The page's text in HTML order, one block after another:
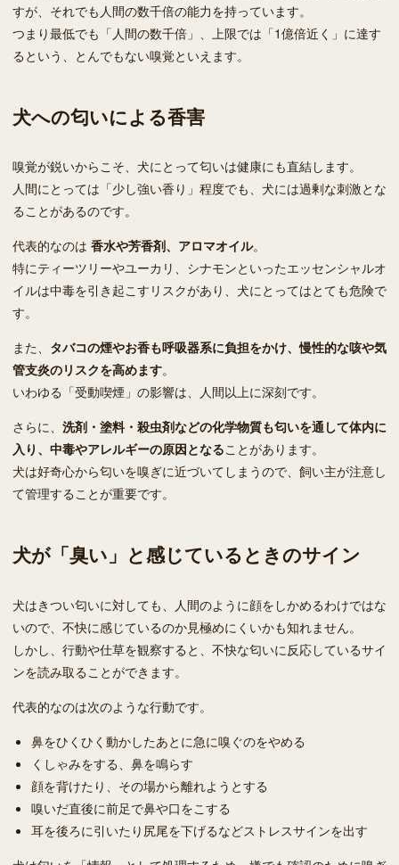
すが、それでも人間の数千倍の能力を持っています。
つまり最低でも「人間の数千倍」、上限では「1億倍近く」に達す
るという、とんでもない嗅覚といえます。
犬への匂いによる香害
嗅覚が鋭いからこそ、犬にとって匂いは健康にも直結します。
人間にとっては「少し強い香り」程度でも、犬には過剰な刺激とな
ることがあるのです。
代表的なのは 香水や芳香剤、アロマオイル。
特にティーツリーやユーカリ、シナモンといったエッセンシャルオ
イルは中毒を引き起こすリスクがあり、犬にとってはとても危険で
す。
また、 タバコの煙やお香も呼吸器系に負担をかけ、慢性的な咳や気
管支炎のリスクを高めます。
いわゆる「受動喫煙」の影響は、人間以上に深刻です。
さらに、 洗剤・塗料・殺虫剤などの化学物質も匂いを通して体内に
入り、中毒やアレルギーの原因となることがあります。
犬は好奇心から匂いを嗅ぎに近づいてしまうので、飼い主が注意し
て管理することが重要です。
犬が「臭い」と感じているときのサイン
犬はきつい匂いに対しても、人間のように顔をしかめるわけではな
いので、不快に感じているのか見極めにくいかも知れません。
しかし、行動や仕草を観察すると、不快な匂いに反応しているサイ
ンを読み取ることができます。
代表的なのは次のような行動です。
鼻をひくひく動かしたあとに急に嗅ぐのをやめる
くしゃみをする、鼻を鳴らす
顔を背けたり、その場から離れようとする
嗅いだ直後に前足で鼻や口をこする
耳を後ろに引いたり尻尾を下げるなどストレスサインを出す